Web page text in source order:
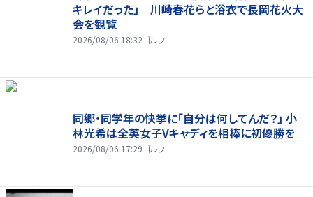
キレイだった」 川崎春花らと浴衣で長岡花火大
会を観覧
2026/08/06 18:32ゴルフ
同郷・同学年の快挙に「自分は何してんだ？」 小
林光希は全英女子Vキャディを相棒に初優勝を
2026/08/06 17:29ゴルフ